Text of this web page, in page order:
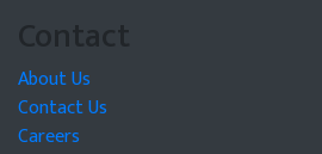
Contact
About Us
Contact Us
Careers